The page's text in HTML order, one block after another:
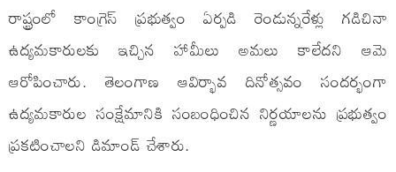
రాష్ట్రంలో కాంగ్రెస్ ప్రభుత్వం ఏర్పడి రెండున్నరేళ్లు గడిచినా
ఉద్యమకారులకు ఇచ్చిన హామీలు అమలు కాలేదని ఆమె
ఆరోపించారు. తెలంగాణ ఆవిర్భావ దినోత్సవం సందర్భంగా
ఉద్యమకారుల సంక్షేమానికి సంబంధించిన నిర్ణయాలను ప్రభుత్వం
ప్రకటించాలని డిమాండ్ చేశారు.